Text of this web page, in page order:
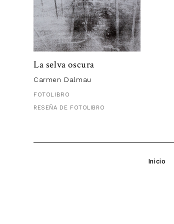
La selva oscura
Carmen Dalmau
FOTOLIBRO
RESEÑA DE FOTOLIBRO
Inicio